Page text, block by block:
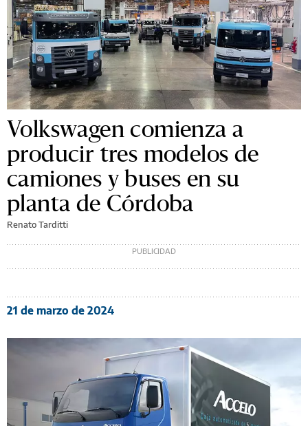
Volkswagen comienza a
producir tres modelos de
camiones y buses en su
planta de Córdoba
Renato Tarditti
21 de marzo de 2024